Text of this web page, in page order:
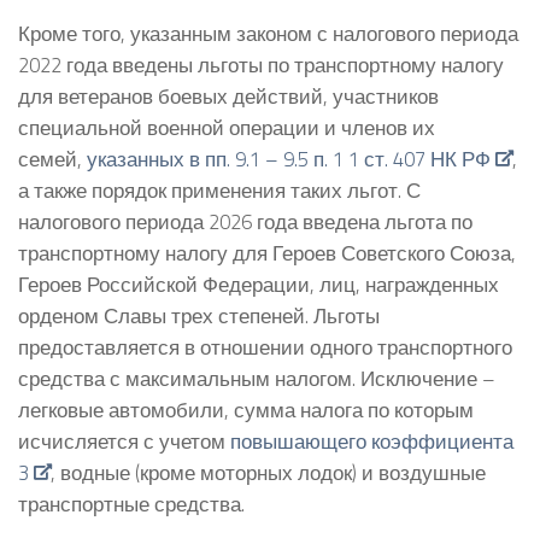
Кроме того, указанным законом с налогового периода
2022 года введены льготы по транспортному налогу
для ветеранов боевых действий, участников
специальной военной операции и членов их
семей, указанных в пп. 9.1 – 9.5 п. 1 1 ст. 407 НК РФ
,
а также порядок применения таких льгот. С
налогового периода 2026 года введена льгота по
транспортному налогу для Героев Советского Союза,
Героев Российской Федерации, лиц, награжденных
орденом Славы трех степеней. Льготы
предоставляется в отношении одного транспортного
средства с максимальным налогом. Исключение –
легковые автомобили, сумма налога по которым
исчисляется с учетом повышающего коэффициента
3
, водные (кроме моторных лодок) и воздушные
транспортные средства.